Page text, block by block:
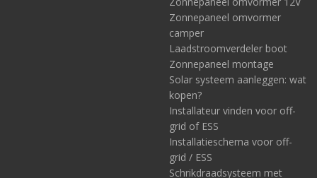
Zonnepaneel omvormer
camper
Laadstroomverdeler boot
Zonnepaneel montage
Solar systeem aanleggen: wat
kopen?
Installateur vinden voor off-
grid of ESS
Installatieschema voor off-
grid / ESS
Schrikdraadsysteem met